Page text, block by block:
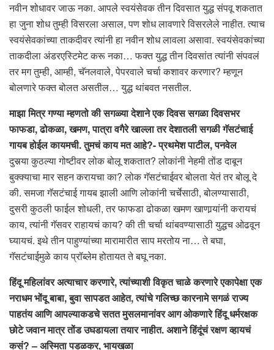
नवीन शोधावर जाऊ नका. आपले स्वयंसेवक तीन दिवसात युद्ध संपवू शकतात
हा जुना शोध तुम्ही विसरला असाल, पण शोध लावणारे विसरलेले नाहीत. त्याच
स्वयंसेवकांच्या ताकदीवर त्यांनी हा नवीन शोध लावला असावा. स्वयंसेवकांच्या
ताकदीला अंडरएस्टिमेट करू नका… फक्त युद्ध तीन दिवसांत त्यांनी संपवलं
तर मग तुम्ही, आम्ही, चॅनलवाले, पेपरवाले चर्चा कशावर करणार? म्हणून
बोलणारे फक्त बोलत असतील… युद्ध थांबवत नसतील.
माझा मित्र गण्या म्हणतो की सगळ्या देशाने एक दिवस सगळा दिवसभर
फाफडा, ढोकळा, खमण, पात्रा वगैरे खाल्ला तर देशातली सगळी गॅसटंचाई
गायब होईल कायमची. तुमचं काय मत आहे?- प्रथमेश पाटील, पनवेल
दुसर्‍या कुठल्या गोष्टीवर लोक बोलू शकतात? लोकांनी नेहमी तोंड दाबून
बुक्क्याचा मार सहन करायचा का? लोक गॅसटंचाईवर बोलता येतं तर बोलू दे
की. समजा गॅसटंचाई गायब झाली आणि लोकांनी चर्चेसाठी, बोलण्यासाठी,
दुसरी कुठली फाईल शोधली, तर फाफडा ढोकळा खमण खाणार्‍यांनी करायचं
काय, त्यांनी गॅसवर राहायचं काय? की ती चर्चा थांबवण्यासाठी युद्धच ओढवून
घ्यायचं. इथे तीन पाहुण्यांच्या मारामारीत साप मरतोय ना… ते बघा,
गॅसटंचाईमुळे काय प्रॉब्लेम होतायत ते बघू नका.
हिंदू महिलांवर अत्याचार करणारे, त्यांच्याशी विकृत चाळे करणारे एकापेक्षा एक
नराधम भोंदू बाबा, बुवा सापडत आहेत, त्यांचे गलिच्छ कारनामे सगळं राज्य
पाहतंय आणि आपल्याकडचे सतत मुसलमानांवर आग ओकणारे हिंदू धर्मरक्षक
छोटे जवान मात्र तोंड उघडायला तयार नाहीत. अशाने हिंदूंचं रक्षण व्हायचं
कसं? – अस्मिता पडळकर, भायखळा